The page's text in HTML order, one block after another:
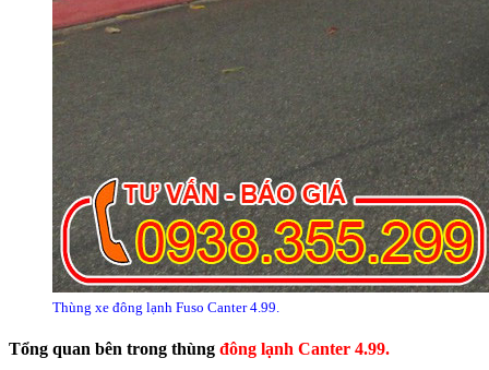
Thùng xe đông lạnh Fuso Canter 4.99.
Tổng quan bên trong thùng đông lạnh Canter 4.99.